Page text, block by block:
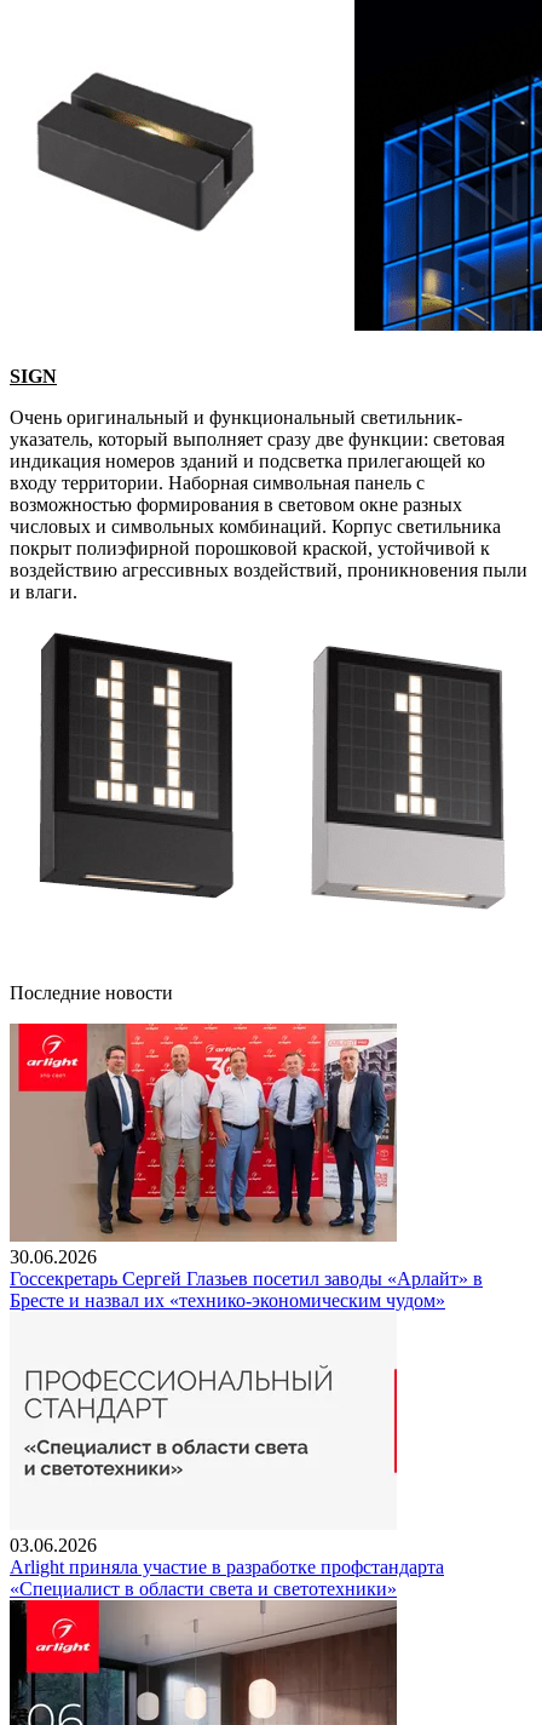
SIGN
Очень оригинальный и функциональный светильник-
указатель, который выполняет сразу две функции: световая
индикация номеров зданий и подсветка прилегающей ко
входу территории. Наборная символьная панель с
возможностью формирования в световом окне разных
числовых и символьных комбинаций. Корпус светильника
покрыт полиэфирной порошковой краской, устойчивой к
воздействию агрессивных воздействий, проникновения пыли
и влаги.
Последние новости
30.06.2026
Госсекретарь Сергей Глазьев посетил заводы «Арлайт» в
Бресте и назвал их «технико-экономическим чудом»
03.06.2026
Arlight приняла участие в разработке профстандарта
«Специалист в области света и светотехники»